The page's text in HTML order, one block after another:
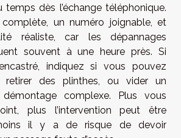
dès l’échange téléphonique.
un numéro joignable, et
réaliste, car les dépannages
souvent à une heure près. Si
indiquez si vous pouvez
retirer des plinthes, ou vider un
complexe. Plus vous
plus l’intervention peut être
il y a de risque de devoir